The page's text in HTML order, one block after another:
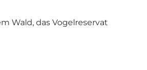
Wald, das Vogelreservat